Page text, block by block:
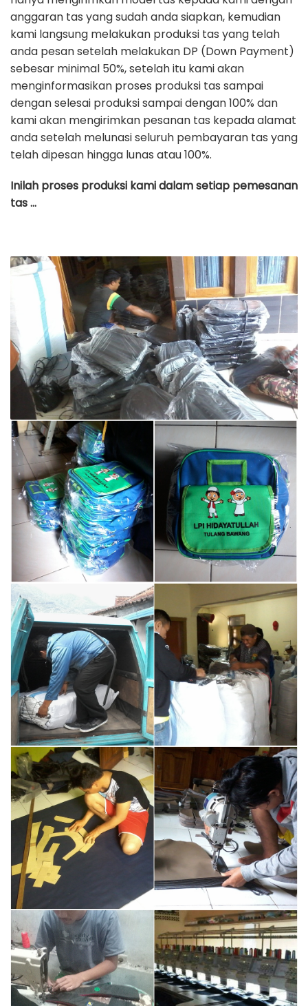
anggaran tas yang sudah anda siapkan, kemudian
kami langsung melakukan produksi tas yang telah
anda pesan setelah melakukan DP (Down Payment)
sebesar minimal 50%, setelah itu kami akan
menginformasikan proses produksi tas sampai
dengan selesai produksi sampai dengan 100% dan
kami akan mengirimkan pesanan tas kepada alamat
anda setelah melunasi seluruh pembayaran tas yang
telah dipesan hingga lunas atau 100%.
Inilah proses produksi kami dalam setiap pemesanan
tas …